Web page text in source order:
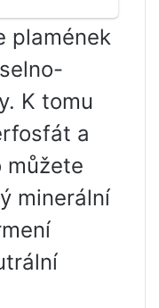
plamének
K tomu
a
můžete
minerální